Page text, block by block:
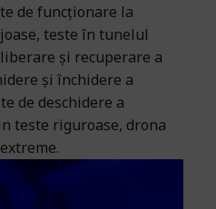
de funcționare la
teste în tunelul
și recuperare a
și închidere a
de deschidere a
teste riguroase, drona